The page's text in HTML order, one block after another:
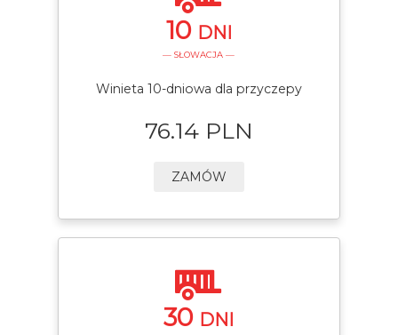
10 DNI
— SŁOWACJA —
Winieta 10-dniowa dla przyczepy
76.14 PLN
ZAMÓW
30 DNI